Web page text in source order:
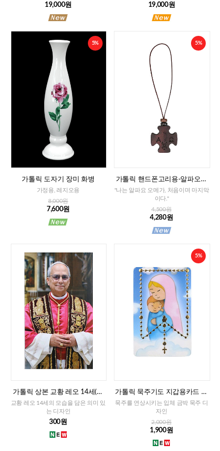
19,000원 19,000원
5%
가톨릭 도자기 장미 화병
가정용, 레지오용
8,000원
7,600원
5%
가톨릭 핸드폰고리용-알파오메
가 십자가
"나는 알파요 오메가, 처음이며 마지막
이다."
4,500원
4,280원
가톨릭 상본 교황 레오 14세(이
태리)
교황 레오 14세의 모습을 담은 의미 있
는 디자인
300원
5%
가톨릭 묵주기도 지갑용카드 책
갈피겸용-성모자(이태리)
묵주를 연상시키는 입체 금박 묵주 디
자인
2,000원
1,900원